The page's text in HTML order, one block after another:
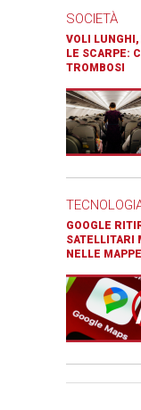
SOCIETÀ
VOLI
LE SCARPE:
TROMBOSI
GOOGLE
SATELLITARI
NELLE MAPPE